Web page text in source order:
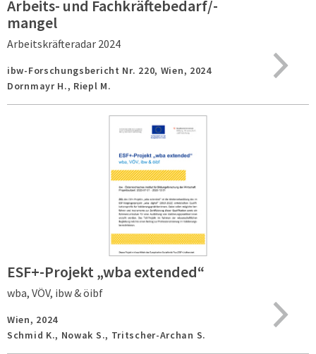
Arbeits- und Fachkräftebedarf/-
mangel
Arbeitskräfteradar 2024
ibw-Forschungsbericht Nr. 220, Wien, 2024
Dornmayr H., Riepl M.
ESF+-Projekt „wba extended“
wba, VÖV, ibw & öibf
Wien, 2024
Schmid K., Nowak S., Tritscher-Archan S.